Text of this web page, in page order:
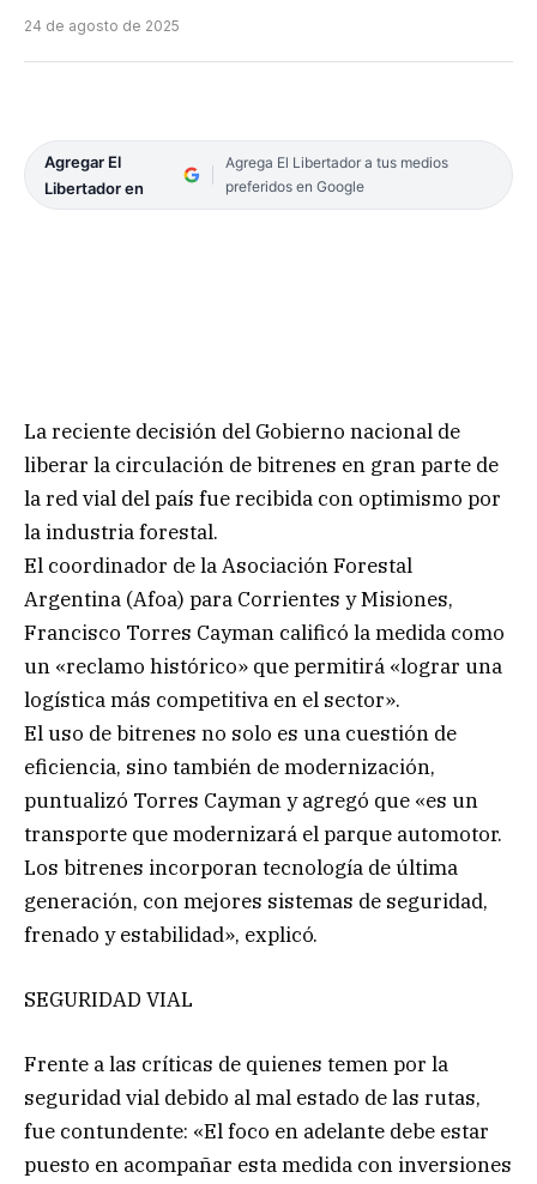
24 de agosto de 2025
Agregar El
Libertador en
Agrega El Libertador a tus medios
preferidos en Google
La reciente decisión del Gobierno nacional de
liberar la circulación de bitrenes en gran parte de
la red vial del país fue recibida con optimismo por
la industria forestal.
El coordinador de la Asociación Forestal
Argentina (Afoa) para Corrientes y Misiones,
Francisco Torres Cayman calificó la medida como
un «reclamo histórico» que permitirá «lograr una
logística más competitiva en el sector».
El uso de bitrenes no solo es una cuestión de
eficiencia, sino también de modernización,
puntualizó Torres Cayman y agregó que «es un
transporte que modernizará el parque automotor.
Los bitrenes incorporan tecnología de última
generación, con mejores sistemas de seguridad,
frenado y estabilidad», explicó.
SEGURIDAD VIAL
Frente a las críticas de quienes temen por la
seguridad vial debido al mal estado de las rutas,
fue contundente: «El foco en adelante debe estar
puesto en acompañar esta medida con inversiones